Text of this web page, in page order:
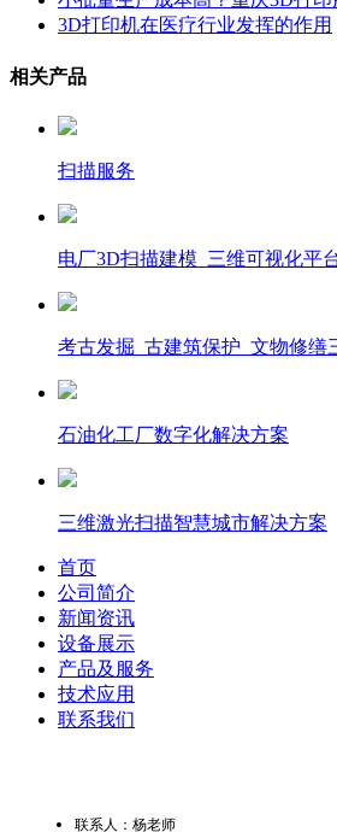
3D打印机在医疗行业发挥的作用
相关产品
扫描服务
电厂3D扫描建模_三维可视化平
考古发掘_古建筑保护_文物修缮
石油化工厂数字化解决方案
三维激光扫描智慧城市解决方案
首页
公司简介
新闻资讯
设备展示
产品及服务
技术应用
联系我们
联系人：杨老师